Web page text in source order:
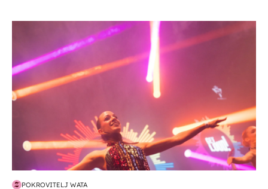
POKROVITELJ WATA